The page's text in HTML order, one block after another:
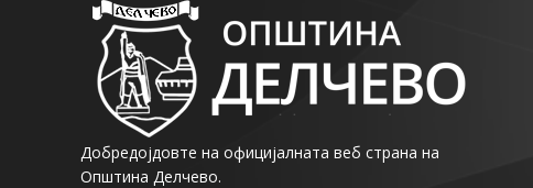
Добредојдовте на официјалната веб страна на
Општина Делчево.